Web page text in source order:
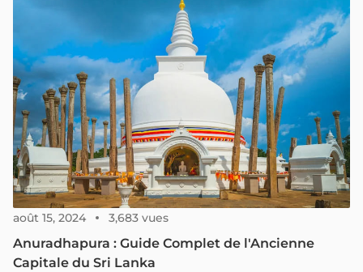
août 15, 2024 3,683 vues
Anuradhapura : Guide Complet de l'Ancienne
Capitale du Sri Lanka